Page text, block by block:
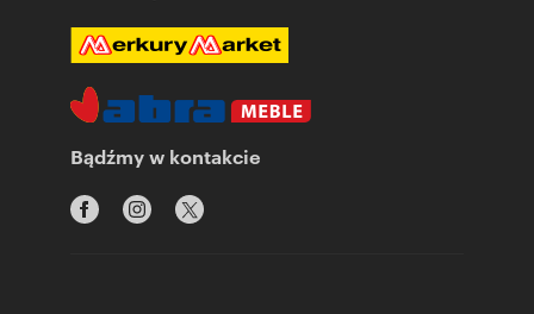
Bądźmy w kontakcie